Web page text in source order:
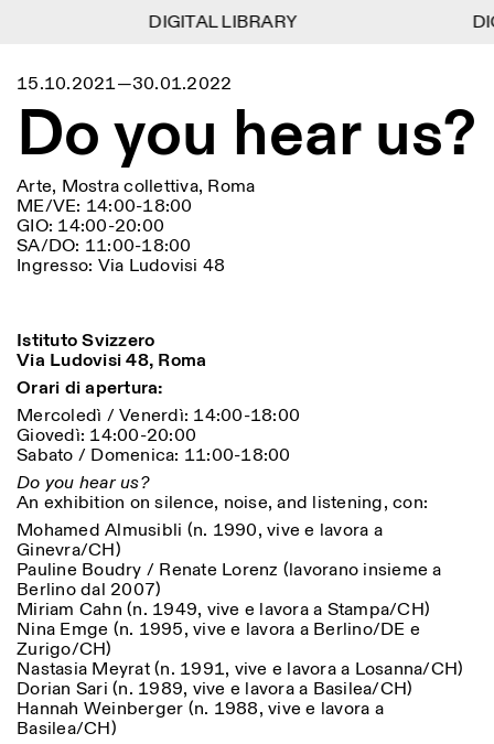
Menu
Lingua EN IT DE
FR
Calendario
Istituto Svizzero
Ricerca
Residenze
Archivio
Blog
Jobs
Altre Attività
NEWSLETTER
Registrati alla nostra newsletter per ricevere
informazioni sui nostri eventi
Facebook Instagram Vimeo
Privacy Policy
Information
ISTITUTO SVIZZERO
ROMA
Villa Maraini
Via Ludovisi 48
+39 06 420 421
ORARI PORTINERIA:
LUN-VEN
ORARI MOSTRE:
Atlas Studios
Mercoledì/Venerdì: 14:30-
18:30
Sabato/Domenica: 11:00-
18:30
VISITE GUIDATE:
Solo su prenotazione
Tariffa: 10€ per persona
Per prenotazioni:
Ingresso non consentito
agli animali
Filtri
Area di appartenenza
Reset
Luogo
Roma
Tutte le categorie
Antropologia
Architettura
Astrofisica
Altre opzioni...
Durata (giorni)
1
> 1
15.10.2021—30.01.2022
Do you hear us?
Arte, Mostra collettiva, Roma
ME/VE: 14:00-18:00
GIO: 14:00-20:00
SA/DO: 11:00-18:00
Ingresso: Via Ludovisi 48
Istituto Svizzero
Via Ludovisi 48, Roma
Orari di apertura:
Mercoledì / Venerdì: 14:00-18:00
Giovedì: 14:00-20:00
Sabato / Domenica: 11:00-18:00
Do you hear us?
An exhibition on silence, noise, and listening, con:
Mohamed Almusibli (n. 1990, vive e lavora a
Ginevra/CH)
Pauline Boudry / Renate Lorenz (lavorano insieme a
Berlino dal 2007)
Miriam Cahn (n. 1949, vive e lavora a Stampa/CH)
Nina Emge (n. 1995, vive e lavora a Berlino/DE e
Zurigo/CH)
Nastasia Meyrat (n. 1991, vive e lavora a Losanna/CH)
Dorian Sari (n. 1989, vive e lavora a Basilea/CH)
Hannah Weinberger (n. 1988, vive e lavora a
Basilea/CH)
DIGITAL LIBRARY
DIGITAL LIBRARY